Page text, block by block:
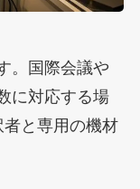
。国際会議や
に対応する場
と専用の機材